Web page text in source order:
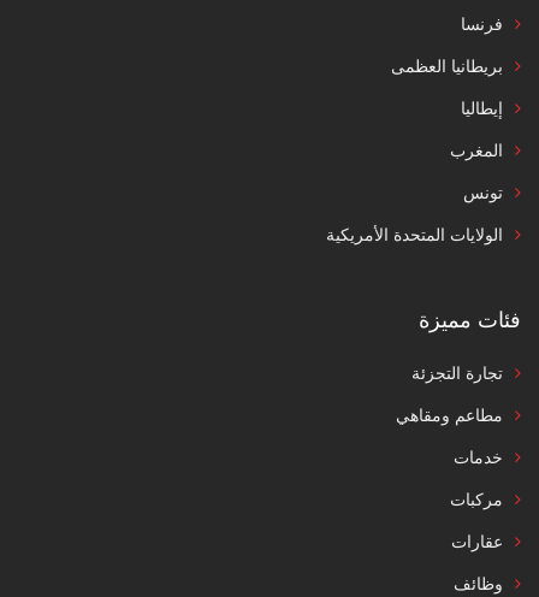
فرنسا
بريطانيا العظمى
إيطاليا
المغرب
تونس
الولايات المتحدة الأمريكية
فئات مميزة
تجارة التجزئة
مطاعم ومقاهي
خدمات
مركبات
عقارات
وظائف